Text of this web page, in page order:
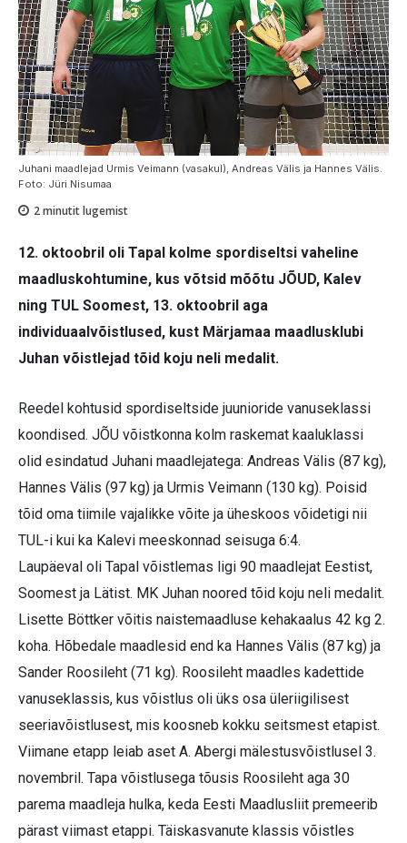
Juhani maadlejad Urmis Veimann (vasakul), Andreas Välis ja Hannes Välis.
Foto: Jüri Nisumaa
2minutit lugemist
12. oktoobril oli Tapal kolme spordiseltsi vaheline
maadluskohtumine, kus võtsid mõõtu JÕUD, Kalev
ning TUL Soomest, 13. oktoobril aga
individuaalvõistlused, kust Märjamaa maadlusklubi
Juhan võistlejad tõid koju neli medalit.
Reedel kohtusid spordiseltside juunioride vanuseklassi
koondised. JÕU võistkonna kolm raskemat kaaluklassi
olid esindatud Juhani maadlejatega: Andreas Välis (87 kg),
Hannes Välis (97 kg) ja Urmis Veimann (130 kg). Poisid
tõid oma tiimile vajalikke võite ja üheskoos võidetigi nii
TUL-i kui ka Kalevi meeskonnad seisuga 6:4.
Laupäeval oli Tapal võistlemas ligi 90 maadlejat Eestist,
Soomest ja Lätist. MK Juhan noored tõid koju neli medalit.
Lisette Böttker võitis naistemaadluse kehakaalus 42 kg 2.
koha. Hõbedale maadlesid end ka Hannes Välis (87 kg) ja
Sander Roosileht (71 kg). Roosileht maadles kadettide
vanuseklassis, kus võistlus oli üks osa üleriigilisest
seeriavõistlusest, mis koosneb kokku seitsmest etapist.
Viimane etapp leiab aset A. Abergi mälestusvõistlusel 3.
novembril. Tapa võistlusega tõusis Roosileht aga 30
parema maadleja hulka, keda Eesti Maadlusliit premeerib
pärast viimast etappi. Täiskasvanute klassis võistles